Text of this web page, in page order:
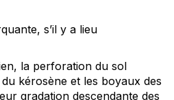
s’il y a lieu
la perforation du sol
kérosène et les boyaux des
gradation descendante des